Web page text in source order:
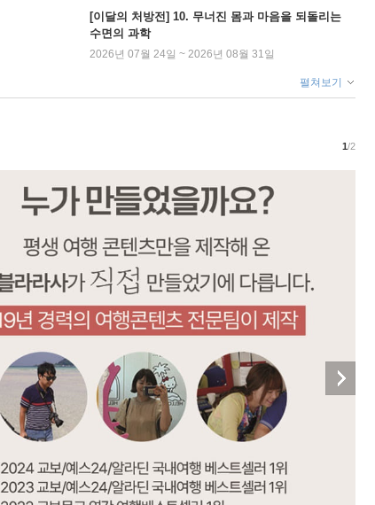
[이달의 처방전] 10. 무너진 몸과 마음을 되돌리는
수면의 과학
2026년 07월 24일 ~ 2026년 08월 31일
펼쳐보기
1/2